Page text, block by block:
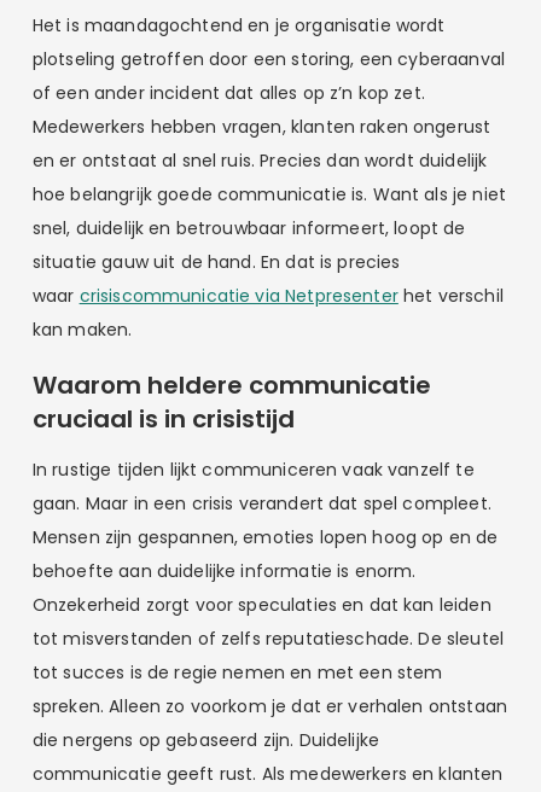
Het is maandagochtend en je organisatie wordt
plotseling getroffen door een storing, een cyberaanval
of een ander incident dat alles op z’n kop zet.
Medewerkers hebben vragen, klanten raken ongerust
en er ontstaat al snel ruis. Precies dan wordt duidelijk
hoe belangrijk goede communicatie is. Want als je niet
snel, duidelijk en betrouwbaar informeert, loopt de
situatie gauw uit de hand. En dat is precies
waar crisiscommunicatie via Netpresenterhet verschil
kan maken.
Waarom heldere communicatie
cruciaal is in crisistijd
In rustige tijden lijkt communiceren vaak vanzelf te
gaan. Maar in een crisis verandert dat spel compleet.
Mensen zijn gespannen, emoties lopen hoog op en de
behoefte aan duidelijke informatie is enorm.
Onzekerheid zorgt voor speculaties en dat kan leiden
tot misverstanden of zelfs reputatieschade. De sleutel
tot succes is de regie nemen en met een stem
spreken. Alleen zo voorkom je dat er verhalen ontstaan
die nergens op gebaseerd zijn. Duidelijke
communicatie geeft rust. Als medewerkers en klanten